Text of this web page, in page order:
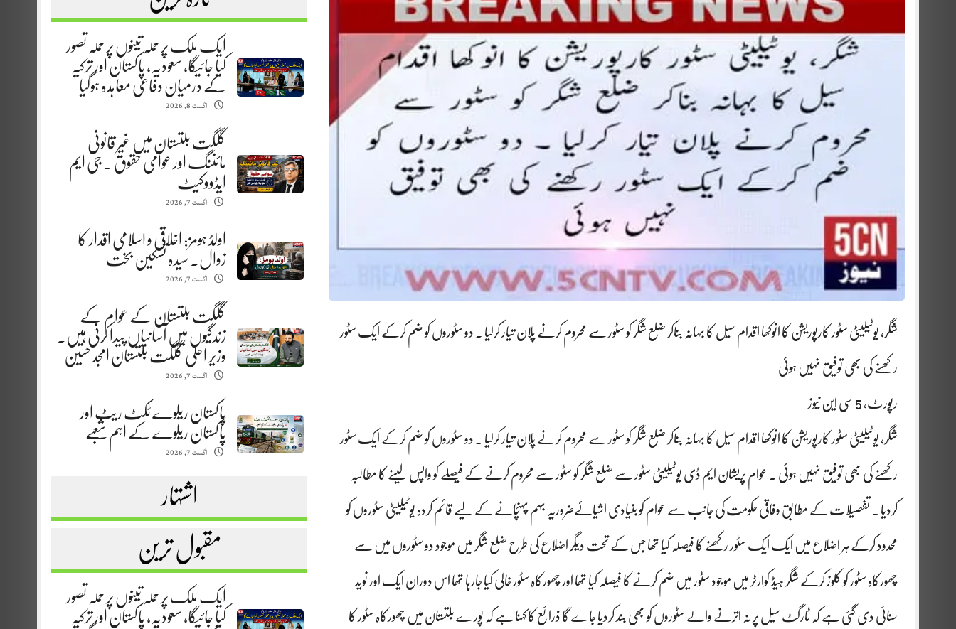
ایک ملک پر حملہ تینوں پر حملہ تصور
کیا جائیگا، سعودیہ، پاکستان اور ترکیہ
کے درمیان دفاعی معاہدہ ہوگیا
اگست 8, 2026
گلگت بلتستان میں غیر قانونی
مائننگ اور عوامی حقوق . جی ایم
ایڈووکیٹ
اگست 7, 2026
اولڈ ہومز: اخلاقی و اسلامی اقدار کا
زوال. سیدہ تسکین بخت
اگست 7, 2026
گلگت بلتستان کے عوام کے
زندگیوں میں آسانیاں پیدا کرنی ہیں.
وزیر اعلیٰ گلگت بلتستان امجد حسین
اگست 7, 2026
پاکستان ریلوے ٹکٹ ریٹ اور
پاکستان ریلوے کے اہم شعبے
اگست 7, 2026
اشتہار
مقبول ترین
ایک ملک پر حملہ تینوں پر حملہ تصور
کیا جائیگا، سعودیہ، پاکستان اور ترکیہ
شگر، یوٹیلیٹی سٹور کارپوریشن کا انوکھا اقدام سیل کا بہانہ بناکر ضلع شگر کو سٹور سے محروم کرنے پلان تیار کرلیا ۔ دو سٹوروں کو ضم کرکے ایک سٹور
رکھنے کی بھی توفیق نہیں ہوئی
رپورٹ، 5 سی این نیوز
شگر، یوٹیلیٹی سٹور کارپوریشن کا انوکھا اقدام سیل کا بہانہ بناکر ضلع شگر کو سٹور سے محروم کرنے پلان تیار کرلیا ۔ دو سٹوروں کو ضم کرکے ایک سٹور
رکھنے کی بھی توفیق نہیں ہوئی ۔ عوام پریشان ایم ڈی یوٹیلیٹی سٹور سے ضلع شگر کو سٹور سے محروم کرنے کے فیصلے کو واپس لینے کا مطالبہ
کردیا ۔ تفصیلات کے مطابق وفاقی حکومت کی جانب سے عوام کو بنیادی اشیائےضروریہ بہم پہنچانے کے لیے قائم کردہ یوٹیلیٹی سٹوروں کو
محدود کرکے ہر اضلاع میں ایک ایک سٹور رکھنے کا فیصلہ کیا تھا جس کے تحت دیگر اضلاع کی طرح ضلع شگر میں موجود دو سٹوروں میں سے
چھورکاہ سٹور کو کلوز کرکے شگر ہیڈ کوارٹر میں موجود سٹور میں ضم کرنے کا فیصلہ کیا تھا اور چھورکاہ سٹور خالی کیا جارہا تھا اس دوران ایک اور نوید
سنائی دی گئی ہے کہ ٹارگٹ سیل پر نہ اترنے والے سٹوروں کو بھی بند کردیا جاے گا ذرائع کا کہنا ہے کہ پورے بلتستان میں چھورکاہ سٹور کا